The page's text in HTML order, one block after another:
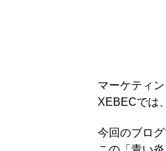
マーケティン
XEBECでは
今回のブロ